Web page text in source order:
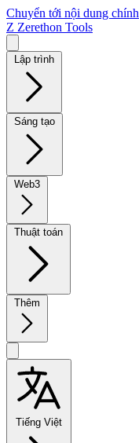
Chuyển tới nội dung chính
Z Zerethon Tools
Lập trình
Sáng tạo
Web3
Thuật toán
Thêm
Tiếng Việt